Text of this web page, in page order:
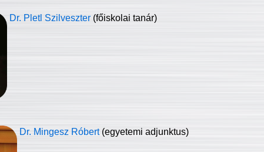
Dr. Pletl Szilveszter (főiskolai tanár)
Dr. Mingesz Róbert (egyetemi adjunktus)